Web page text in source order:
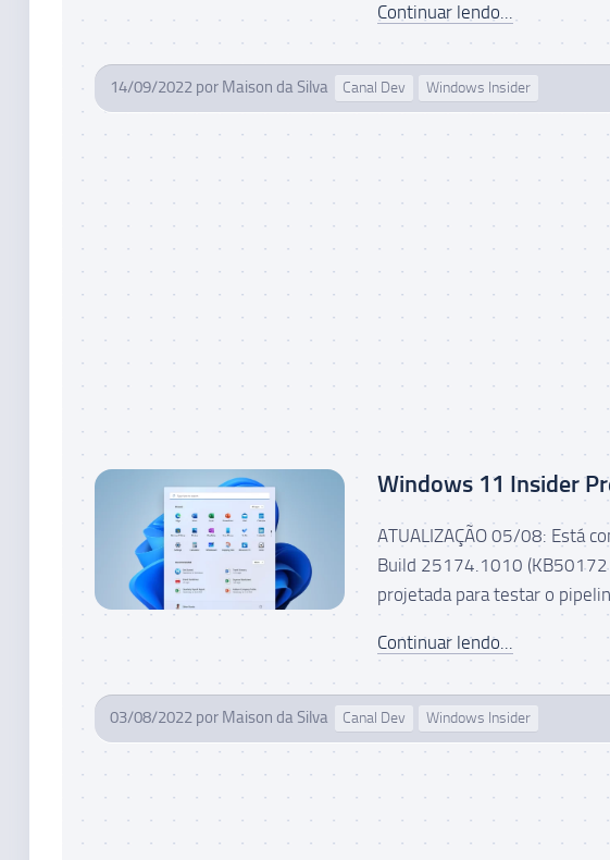
Continuar lendo...
14/09/2022 por Maison da Silva Canal Dev Windows Insider
Windows 11 Insider
ATUALIZAÇÃO 05/08: Está
Build 25174.1010
projetada para testar o
Continuar lendo...
03/08/2022 por Maison da Silva Canal Dev Windows Insider